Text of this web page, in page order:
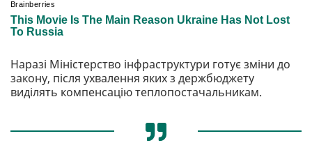
Наразі Міністерство інфраструктури готує зміни до
закону, після ухвалення яких з держбюджету
виділять компенсацію теплопостачальникам.